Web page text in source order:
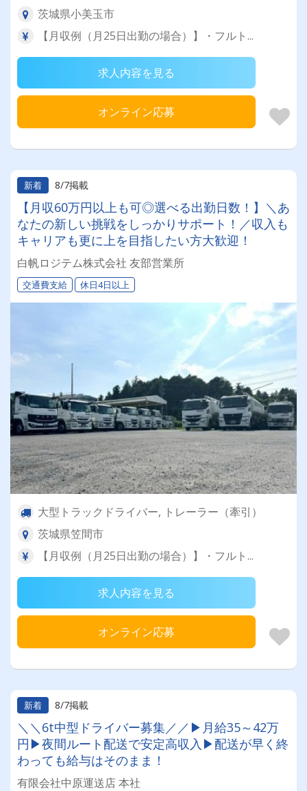
茨城県小美玉市
【月収例（月25日出勤の場合）】・フルト...
求人内容を見る
オンライン応募
新着 8/7掲載
【月収60万円以上も可◎選べる出勤日数！】＼あ
なたの新しい挑戦をしっかりサポート！／収入も
キャリアも更に上を目指したい方大歓迎！
白帆ロジテム株式会社 友部営業所
交通費支給 休日4日以上
大型トラックドライバー, トレーラー（牽引）
茨城県笠間市
【月収例（月25日出勤の場合）】・フルト...
求人内容を見る
オンライン応募
新着 8/7掲載
＼＼6t中型ドライバー募集／／▶月給35～42万
円▶夜間ルート配送で安定高収入▶配送が早く終
わっても給与はそのまま！
有限会社中原運送店 本社